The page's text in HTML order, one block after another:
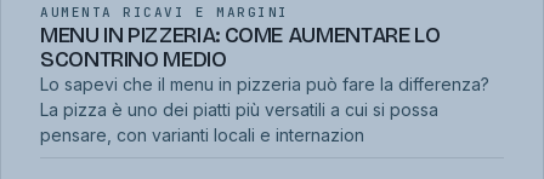
AUMENTA RICAVI E MARGINI
MENU IN PIZZERIA: COME AUMENTARE LO
SCONTRINO MEDIO
Lo sapevi che il menu in pizzeria può fare la differenza?
La pizza è uno dei piatti più versatili a cui si possa
pensare, con varianti locali e internazion